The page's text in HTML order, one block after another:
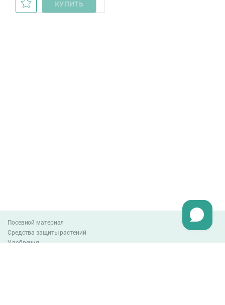
КУПИТЬ
Посевной материал
Средства защиты растений
Удобрения